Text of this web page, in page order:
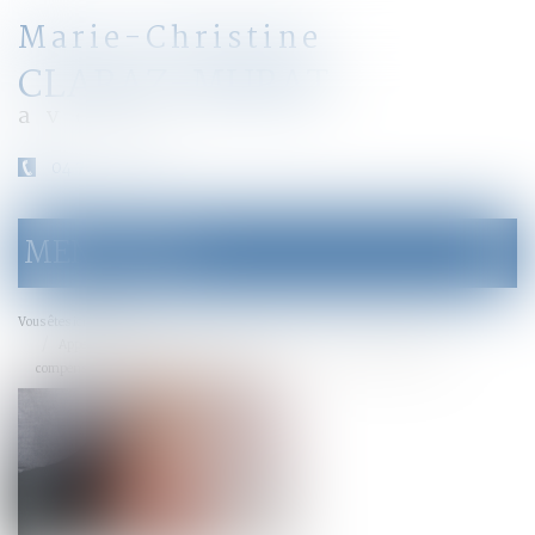
Marie-Christine
CLARAZ-MURAT
avocat
le
menu
MENU
Vous êtes ici :
compensatoire et indivisibilité de l’action